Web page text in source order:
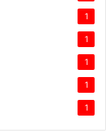
1
1
1
1
1